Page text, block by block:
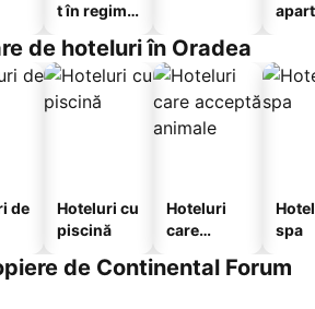
t în regim
de hoteluri în Oradea
de
Hoteluri cu
piscină
Hoteluri
care
animale
spa
de Continental Forum